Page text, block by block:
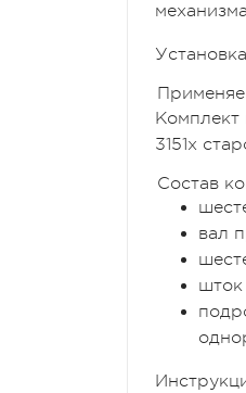
Комплект
3151х
Состав
вал